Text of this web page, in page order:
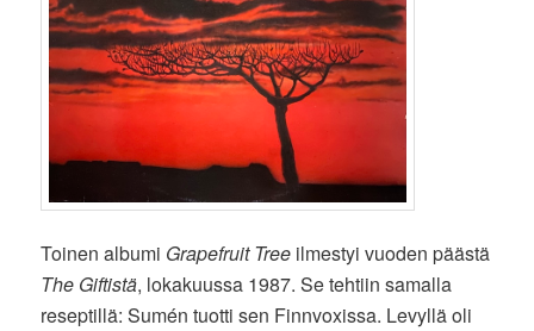
Toinen albumi Grapefruit Tree ilmestyi vuoden päästä
The Giftistä, lokakuussa 1987. Se tehtiin samalla
reseptillä: Sumén tuotti sen Finnvoxissa. Levyllä oli